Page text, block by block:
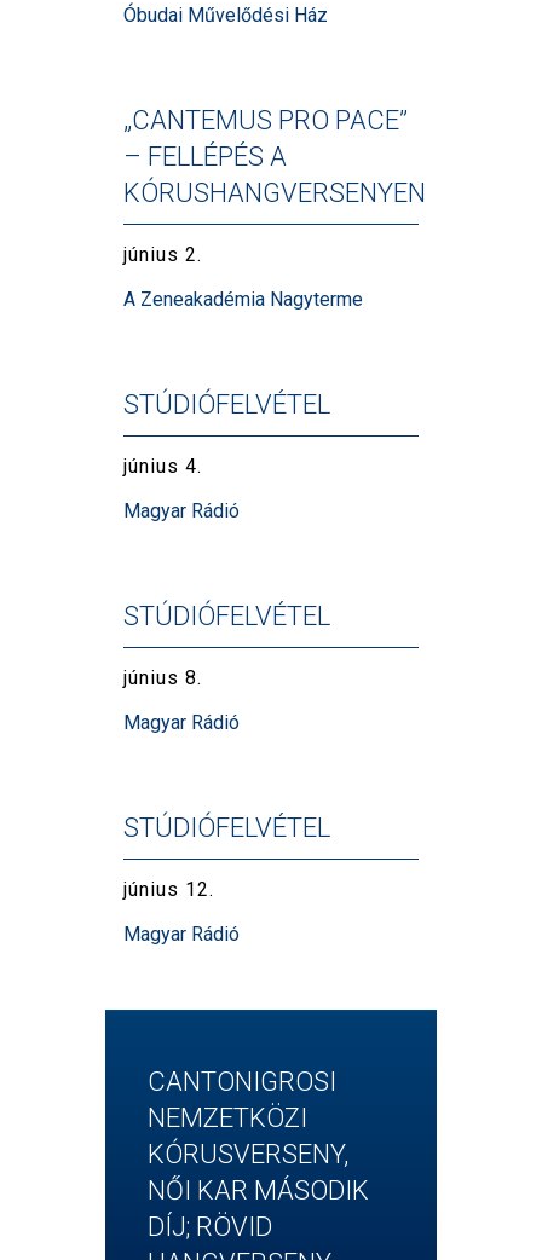
Óbudai Művelődési Ház
„CANTEMUS PRO PACE”
– FELLÉPÉS A
KÓRUSHANGVERSENYEN
június 2.
A Zeneakadémia Nagyterme
STÚDIÓFELVÉTEL
június 4.
Magyar Rádió
STÚDIÓFELVÉTEL
június 8.
Magyar Rádió
STÚDIÓFELVÉTEL
június 12.
Magyar Rádió
CANTONIGROSI
NEMZETKÖZI
KÓRUSVERSENY,
NŐI KAR MÁSODIK
DÍJ; RÖVID